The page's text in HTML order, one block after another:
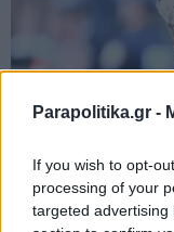
Parapolitika.gr -
If you wish to opt-
processing of your
targeted